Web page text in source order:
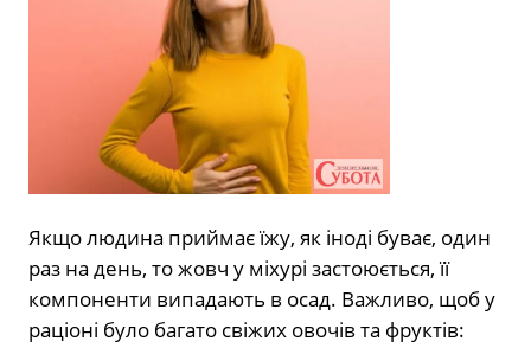
Якщо людина приймає їжу, як іноді буває, один
раз на день, то жовч у міхурі застоюється, її
компоненти випадають в осад. Важливо, щоб у
раціоні було багато свіжих овочів та фруктів: